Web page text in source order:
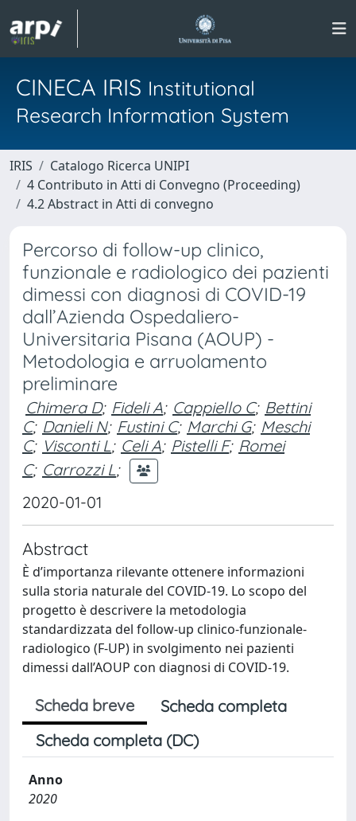
CINECA IRIS Institutional
Research Information System
IRIS
Catalogo Ricerca UNIPI
4 Contributo in Atti di Convegno (Proceeding)
4.2 Abstract in Atti di convegno
Percorso di follow-up clinico,
funzionale e radiologico dei pazienti
dimessi con diagnosi di COVID-19
dall’Azienda Ospedaliero-
Universitaria Pisana (AOUP) -
Metodologia e arruolamento
preliminare
Chimera D; Fideli A; Cappiello C; Bettini
C; Danieli N; Fustini C; Marchi G; Meschi
C; Visconti L; Celi A; Pistelli F; Romei
C; Carrozzi L;
2020-01-01
Abstract
È d’importanza rilevante ottenere informazioni
sulla storia naturale del COVID-19. Lo scopo del
progetto è descrivere la metodologia
standardizzata del follow-up clinico-funzionale-
radiologico (F-UP) in svolgimento nei pazienti
dimessi dall’AOUP con diagnosi di COVID-19.
Scheda breve
Scheda completa
Scheda completa (DC)
Anno
2020